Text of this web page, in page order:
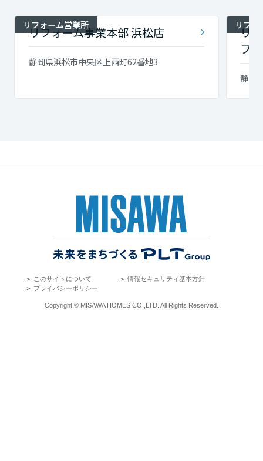
リフォーム営業所
リフォーム事業本部 浜松店
静岡県浜松市中央区上西町62番地3
リフ
リ
フ
静岡
＞ このサイトについて ＞情報セキュリティ基本方針
＞ プライバシーポリシー
Copyright © MISAWA HOMES CO.,LTD. All Rights Reserved.